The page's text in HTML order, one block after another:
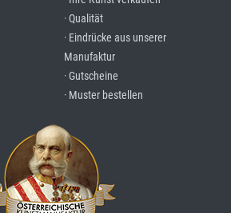
· Qualität
· Eindrücke aus unserer
Manufaktur
· Gutscheine
· Muster bestellen